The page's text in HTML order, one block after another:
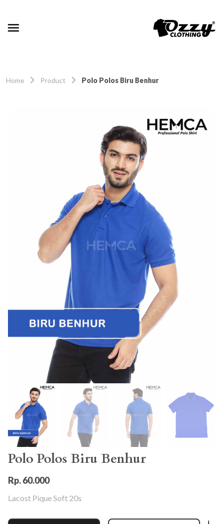
Home Product Polo Polos Biru Benhur
Polo Polos Biru Benhur
Rp. 60.000
Lacost Pique Soft 20s